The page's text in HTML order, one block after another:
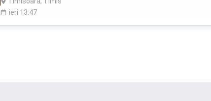
si racoros vara. Prefer o persoana sau un cuplu serious, nefumatori
ieri 13:47